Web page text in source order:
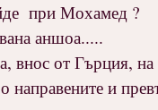
при Мохамед ?
аншоа.....
внос от Гърция,
и